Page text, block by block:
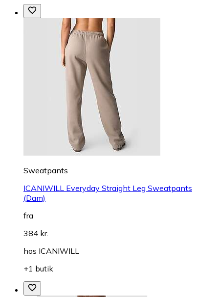
Sweatpants
ICANIWILL Everyday Straight Leg Sweatpants
(Dam)
fra
384 kr.
hos ICANIWILL
+1 butik